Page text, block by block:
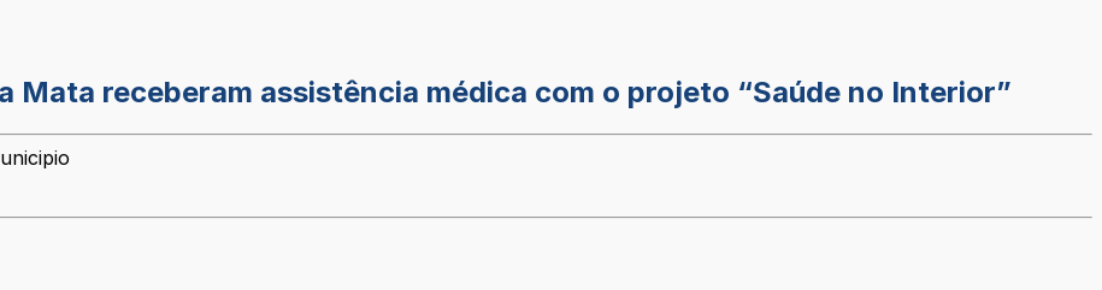
Mata receberam assistência médica com o projeto “Saúde no Interior”